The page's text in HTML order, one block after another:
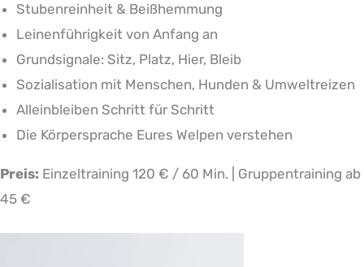
Stubenreinheit & Beißhemmung
Leinenführigkeit von Anfang an
Grundsignale: Sitz, Platz, Hier, Bleib
Sozialisation mit Menschen, Hunden & Umweltreizen
Alleinbleiben Schritt für Schritt
Die Körpersprache Eures Welpen verstehen
Preis: Einzeltraining 120 € / 60 Min. | Gruppentraining ab
45 €